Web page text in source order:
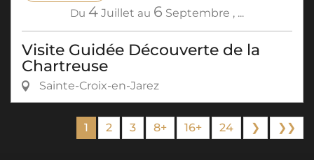
Du 4 Juillet au 6 Septembre , ...
Visite Guidée Découverte de la
Chartreuse
Sainte-Croix-en-Jarez
1 2 3 8+ 16+ 24 ❯ ❯❯